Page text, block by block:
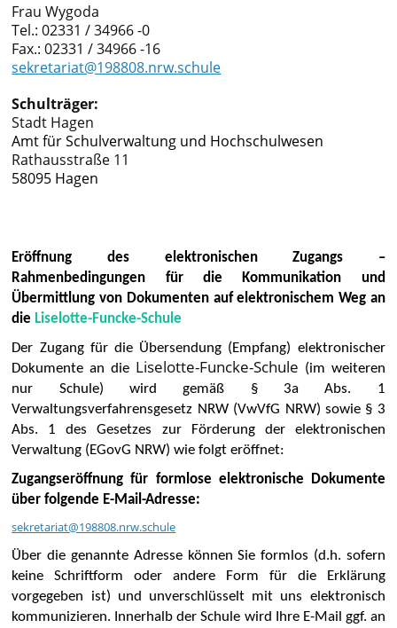
Frau Wygoda
Tel.: 02331 / 34966 -0
Fax.: 02331 / 34966 -16
sekretariat@198808.nrw.schule
Schulträger:
Stadt Hagen
Amt fürSchulverwaltung und Hochschulwesen
Rathausstraße 11
58095 Hagen
Eröffnung des elektronischen Zugangs –
Rahmenbedingungen für die Kommunikation und
Übermittlung von Dokumenten auf elektronischem Weg an
die Liselotte-Funcke-Schule
Der Zugang für die Übersendung (Empfang) elektronischer
Dokumente an die Liselotte-Funcke-Schule (im weiteren
nur Schule) wird gemäß § 3a Abs. 1
Verwaltungsverfahrensgesetz NRW (VwVfG NRW) sowie § 3
Abs. 1 des Gesetzes zur Förderung der elektronischen
Verwaltung (EGovG NRW) wie folgt eröffnet:
Zugangseröffnung für formlose elektronische Dokumente
über folgende E-Mail-Adresse:
sekretariat@198808.nrw.schule
Über die genannte Adresse können Sie formlos (d.h. sofern
keine Schriftform oder andere Form für die Erklärung
vorgegeben ist) und unverschlüsselt mit uns elektronisch
kommunizieren. Innerhalb der Schule wird Ihre E-Mail ggf. an